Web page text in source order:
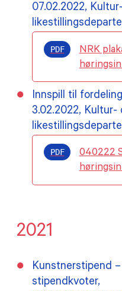
07.02.2022,
PDF
NRK
Innspill til
3.02.2022, Kultur-
PDF
040222
2021
Kunstnerstipend
stipendkvoter,